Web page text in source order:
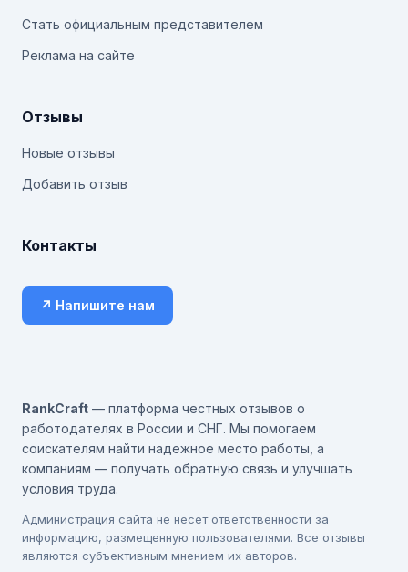
Стать официальным представителем
Реклама на сайте
Отзывы
Новые отзывы
Добавить отзыв
Контакты
↗ Напишите нам
RankCraft — платформа честных отзывов о
работодателях в России и СНГ. Мы помогаем
соискателям найти надежное место работы, а
компаниям — получать обратную связь и улучшать
условия труда.
Администрация сайта не несет ответственности за
информацию, размещенную пользователями. Все отзывы
являются субъективным мнением их авторов.